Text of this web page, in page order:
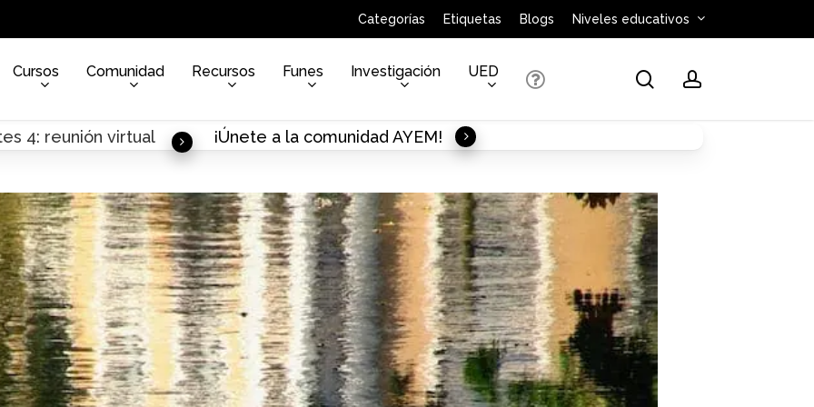
Categorías Etiquetas Blogs Niveles educativos
Cursos Comunidad Recursos Funes Investigación UED searchaccount
4: reunión virtual ¡Únete a la comunidad AYEM!